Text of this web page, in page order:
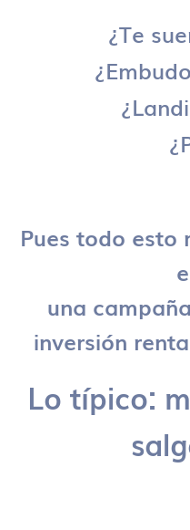
¿Te
Pues todo esto
una
inversión
Lo típico: